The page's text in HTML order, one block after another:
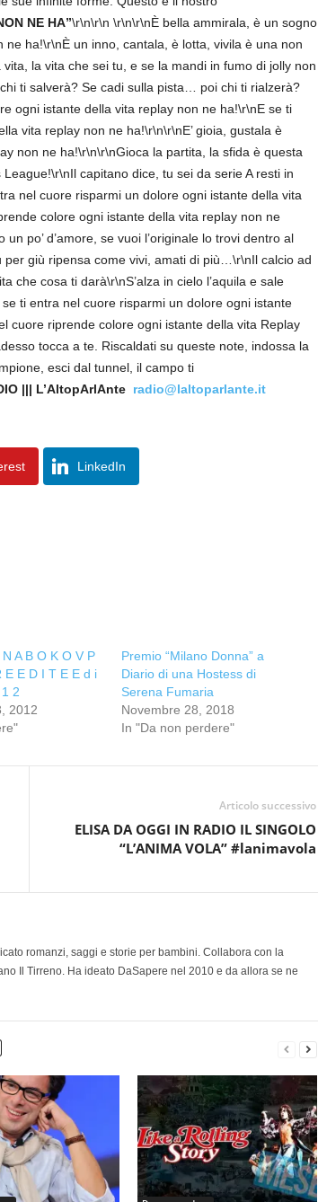
NE HA”\r\n\r\n \r\n\r\nÈ bella ammirala, è un sogno
ha!\r\nÈ un inno, cantala, è lotta, vivila è una non
la vita che sei tu, e se la mandi in fumo di jolly non
ti salverà? Se cadi sulla pista… poi chi ti rialzerà?
ogni istante della vita replay non ne ha!\r\nE se ti
vita replay non ne ha!\r\n\r\nE’ gioia, gustala è
non ne ha!\r\n\r\nGioca la partita, la sfida è questa
capitano dice, tu sei da serie A resti in
nel cuore risparmi un dolore ogni istante della vita
colore ogni istante della vita replay non ne
po’ d’amore, se vuoi l’originale lo trovi dentro al
giù ripensa come vivi, amati di più…\r\nIl calcio ad
che cosa ti darà\r\nS’alza in cielo l’aquila e sale
ti entra nel cuore risparmi un dolore ogni istante
cuore riprende colore ogni istante della vita Replay
tocca a te. Riscaldati su queste note, indossa la
esci dal tunnel, il campo ti
||| L’AltopArlAnte radio@laltoparlante.it
LinkedIn
A B O K O V P
E E D I T E E d i
2
2012
Premio “Milano Donna” a
Diario di una Hostess di
Serena Fumaria
Novembre 28, 2018
In "Da non perdere"
Articolo successivo
ELISA DA OGGI IN RADIO IL SINGOLO
“L’ANIMA VOLA” #lanimavola
romanzi, saggi e storie per bambini. Collabora con la
Il Tirreno. Ha ideato DaSapere nel 2010 e da allora se ne